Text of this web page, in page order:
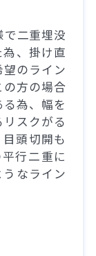
二重埋没
、掛け直
のライン
方の場合
為、幅を
スクがる
頭切開も
行二重に
なライン